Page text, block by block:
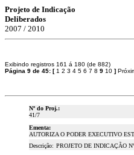
Projeto de Indicação
Deliberados
2007 / 2010
Exibindo registros 161 á 180 (de 882)
Página 9 de 45: [ 1 2 3 4 5 6 7 8 9 10 ]
Nº do Proj.:
41/7
Ementa:
AUTORIZA O PODER EXECUTIVO
Descrição: PROJETO DE INDICAÇÃO